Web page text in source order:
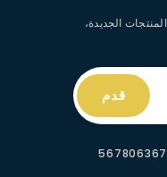
الجديدة،
قدم